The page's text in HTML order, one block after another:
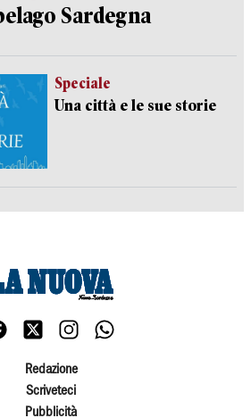
Sardegna
Speciale
Una città e le sue storie
Redazione
Scriveteci
Pubblicità